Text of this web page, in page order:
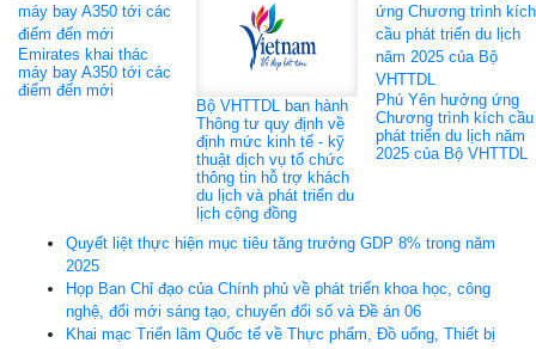
Emirates khai thác
máy bay A350 tới các
điểm đến mới
Bộ VHTTDL ban hành
Thông tư quy định về
định mức kinh tế - kỹ
thuật dịch vụ tổ chức
thông tin hỗ trợ khách
du lịch và phát triển du
lịch cộng đồng
Phú Yên hưởng ứng
Chương trình kích cầu
phát triển du lịch năm
2025 của Bộ VHTTDL
Quyết liệt thực hiện mục tiêu tăng trưởng GDP 8% trong năm
2025
Họp Ban Chỉ đạo của Chính phủ về phát triển khoa học, công
nghệ, đổi mới sáng tạo, chuyển đổi số và Đề án 06
Khai mạc Triển lãm Quốc tế về Thực phẩm, Đồ uống, Thiết bị